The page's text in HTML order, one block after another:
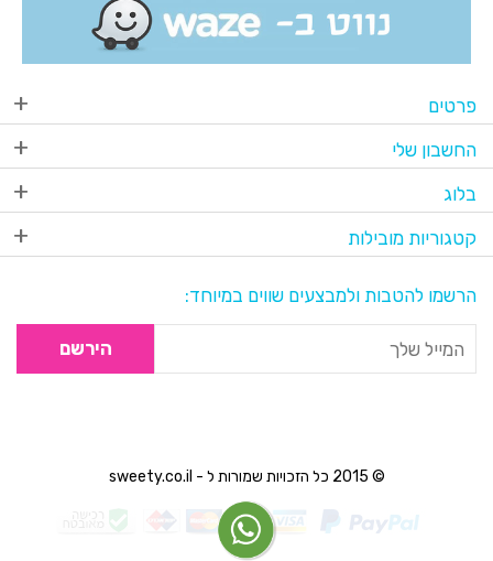
פרטים
החשבון שלי
בלוג
קטגוריות מובילות
הרשמו להטבות ולמבצעים שווים במיוחד:
הירשם
© 2015 כל הזכויות שמורות ל - sweety.co.il